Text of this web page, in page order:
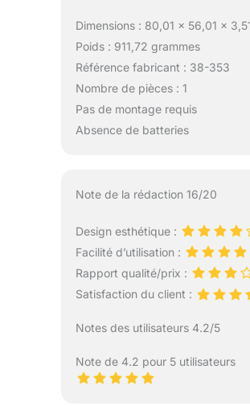
Dimensions : 80,01 x 56,01 x
Poids : 911,72 grammes
Référence fabricant : 38-353
Nombre de pièces : 1
Pas de montage requis
Absence de batteries
Note de la rédaction 16/20
Design esthétique :
Facilité d’utilisation :
Rapport qualité/prix :
Satisfaction du client :
Notes des utilisateurs 4.2/5
Note de 4.2 pour 5 utilisateurs